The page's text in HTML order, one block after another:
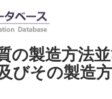
の製造方法
びその製造